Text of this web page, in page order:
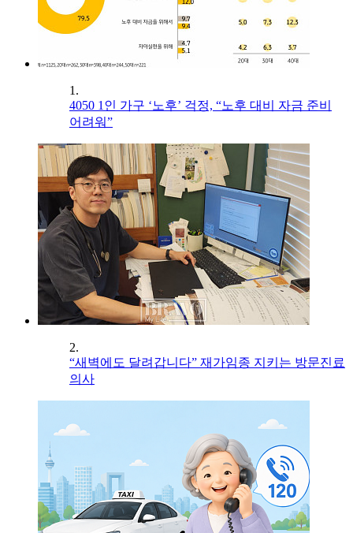
1.
4050 1인 가구 ‘노후’ 걱정, “노후 대비 자금 준비
어려워”
2.
“새벽에도 달려갑니다” 재가임종 지키는 방문진료
의사